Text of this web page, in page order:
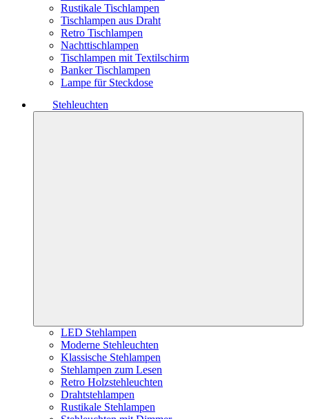
Rustikale Tischlampen
Tischlampen aus Draht
Retro Tischlampen
Nachttischlampen
Tischlampen mit Textilschirm
Banker Tischlampen
Lampe für Steckdose
Stehleuchten
LED Stehlampen
Moderne Stehleuchten
Klassische Stehlampen
Stehlampen zum Lesen
Retro Holzstehleuchten
Drahtstehlampen
Rustikale Stehlampen